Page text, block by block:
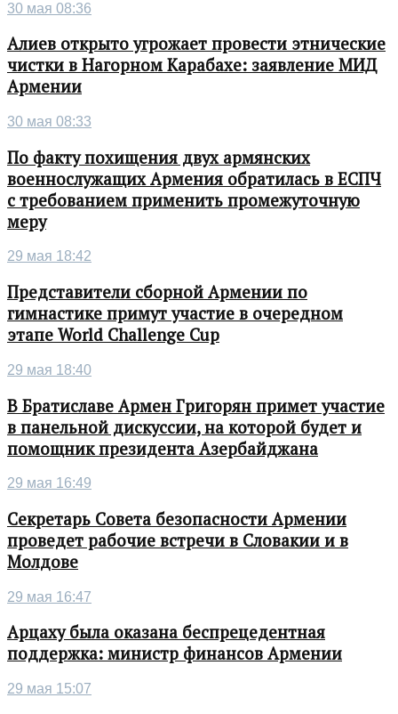
30 мая 08:36
Алиев открыто угрожает провести этнические
чистки в Нагорном Карабахе: заявление МИД
Армении
30 мая 08:33
По факту похищения двух армянских
военнослужащих Армения обратилась в ЕСПЧ
с требованием применить промежуточную
меру
29 мая 18:42
Представители сборной Армении по
гимнастике примут участие в очередном
этапе World Challenge Cup
29 мая 18:40
В Братиславе Армен Григорян примет участие
в панельной дискуссии, на которой будет и
помощник президента Азербайджана
29 мая 16:49
Секретарь Совета безопасности Армении
проведет рабочие встречи в Словакии и в
Молдове
29 мая 16:47
Арцаху была оказана беспрецедентная
поддержка: министр финансов Армении
29 мая 15:07